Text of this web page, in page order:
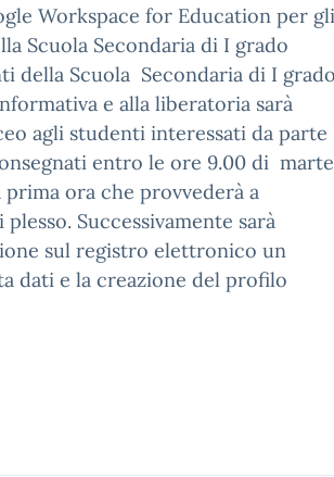
Workspace for Education per gli
Scuola Secondaria di I grado
della Scuola Secondaria di I grado
e alla liberatoria sarà
agli studenti interessati da parte
entro le ore 9.00 di
ora che provvederà a
Successivamente sarà
sul registro elettronico un
dati e la creazione del profilo